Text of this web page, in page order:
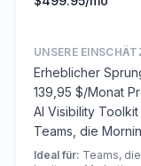
UNSERE
Erheblicher
139,95 $/Monat
AI Visibility
Teams, die
Ideal für: Teams,